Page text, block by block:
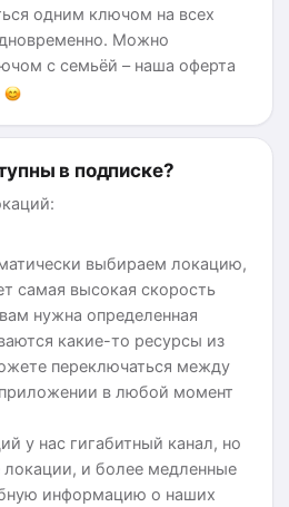
одним ключом на всех
Можно
с семьёй – наша оферта
в подписке?
выбираем локацию,
самая высокая скорость
нужна определенная
какие-то ресурсы из
переключаться между
в любой момент
у нас гигабитный канал, но
локации, и более медленные
информацию о наших